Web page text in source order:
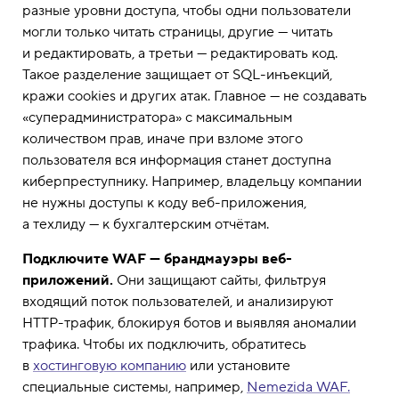
разные уровни доступа, чтобы одни пользователи
могли только читать страницы, другие — читать
и редактировать, а третьи — редактировать код.
Такое разделение защищает от SQL-инъекций,
кражи cookies и других атак. Главное — не создавать
«суперадминистратора» с максимальным
количеством прав, иначе при взломе этого
пользователя вся информация станет доступна
киберпреступнику. Например, владельцу компании
не нужны доступы к коду веб-приложения,
а техлиду — к бухгалтерским отчётам.
Подключите WAF — брандмауэры веб-
приложений. Они защищают сайты, фильтруя
входящий поток пользователей, и анализируют
HTTP-трафик, блокируя ботов и выявляя аномалии
трафика. Чтобы их подключить, обратитесь
в хостинговую компанию или установите
специальные системы, например, Nemezida WAF.